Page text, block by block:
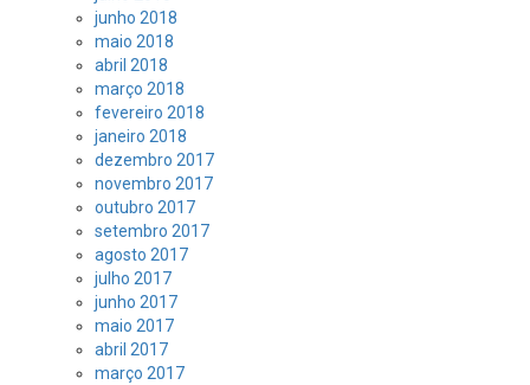
junho 2018
maio 2018
abril 2018
março 2018
fevereiro 2018
janeiro 2018
dezembro 2017
novembro 2017
outubro 2017
setembro 2017
agosto 2017
julho 2017
junho 2017
maio 2017
abril 2017
março 2017